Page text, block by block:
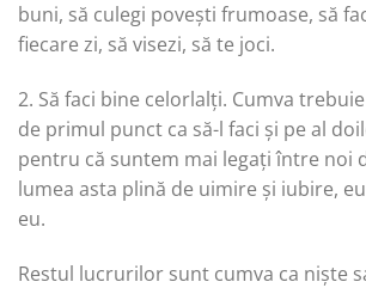
buni, să culegi povești frumoase, să
fiecare zi, să visezi, să te joci.
2. Să faci bine celorlalți. Cumva
de primul punct ca să-l faci și pe al
pentru că suntem mai legați între noi
lumea asta plină de uimire și iubire,
eu.
Restul lucrurilor sunt cumva ca niște